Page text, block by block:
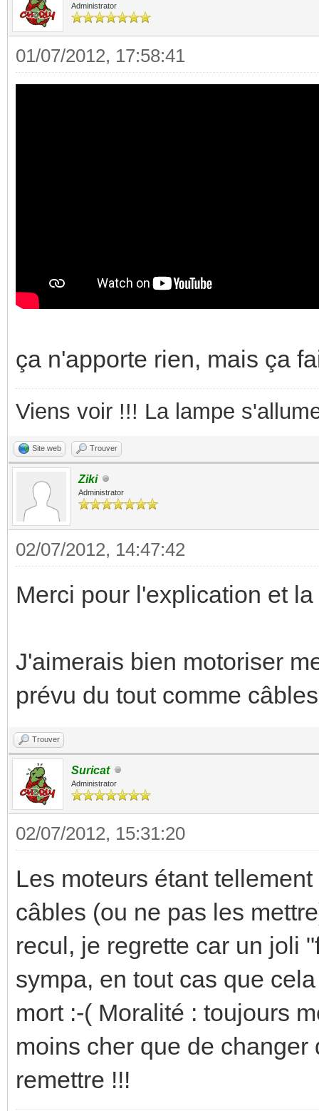
Administrator
01/07/2012, 17:58:41
ça n'apporte rien, mais ça
Viens voir !!! La lampe
Site web Trouver
Ziki
Administrator
02/07/2012, 14:47:42
Merci pour l'explication et
J'aimerais bien motoriser
prévu du tout comme
Trouver
Suricat
Administrator
02/07/2012, 15:31:20
Les moteurs étant
câbles (ou ne pas les
recul, je regrette car un joli
sympa, en tout cas que
mort :-( Moralité : toujours
moins cher que de
remettre !!!